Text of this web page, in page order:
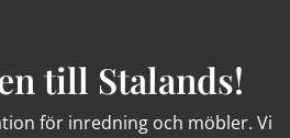
till Stalands!
för inredning och möbler. Vi